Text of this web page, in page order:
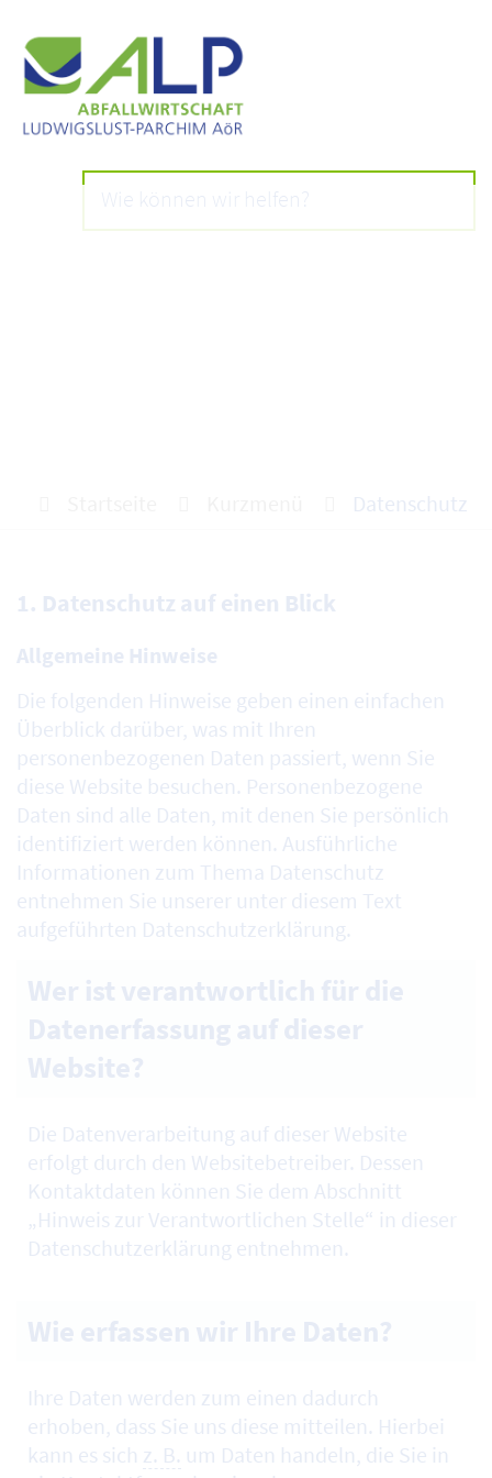
Datenschutz
1. Datenschutz auf einen Blick
Allgemeine Hinweise
Die folgenden Hinweise geben einen einfachen
Überblick darüber, was mit Ihren
personenbezogenen Daten passiert, wenn Sie
diese Website besuchen. Personenbezogene
Daten sind alle Daten, mit denen Sie persönlich
identifiziert werden können. Ausführliche
Informationen zum Thema Datenschutz
entnehmen Sie unserer unter diesem Text
aufgeführten Datenschutzerklärung.
Die Datenverarbeitung auf dieser Website
erfolgt durch den Websitebetreiber. Dessen
Kontaktdaten können Sie dem Abschnitt
„Hinweis zur Verantwortlichen Stelle“ in dieser
Datenschutzerklärung entnehmen.
Ihre Daten werden zum einen dadurch
erhoben, dass Sie uns diese mitteilen. Hierbei
kann es sich z. B. um Daten handeln, die Sie in